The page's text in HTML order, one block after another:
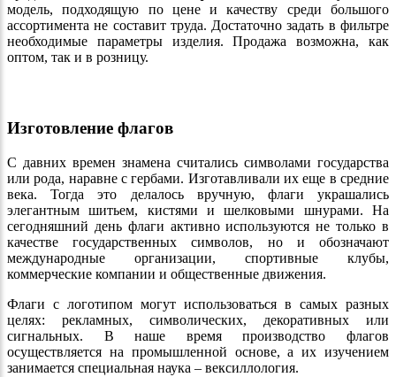
модель, подходящую по цене и качеству среди большого
ассортимента не составит труда. Достаточно задать в фильтре
необходимые параметры изделия. Продажа возможна, как
оптом, так и в розницу.
Изготовление флагов
С давних времен знамена считались символами государства
или рода, наравне с гербами. Изготавливали их еще в средние
века. Тогда это делалось вручную, флаги украшались
элегантным шитьем, кистями и шелковыми шнурами. На
сегодняшний день флаги активно используются не только в
качестве государственных символов, но и обозначают
международные организации, спортивные клубы,
коммерческие компании и общественные движения.
Флаги с логотипом могут использоваться в самых разных
целях: рекламных, символических, декоративных или
сигнальных. В наше время производство флагов
осуществляется на промышленной основе, а их изучением
занимается специальная наука – вексиллология.